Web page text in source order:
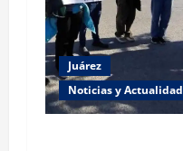
Juárez
Noticias y Actualidad